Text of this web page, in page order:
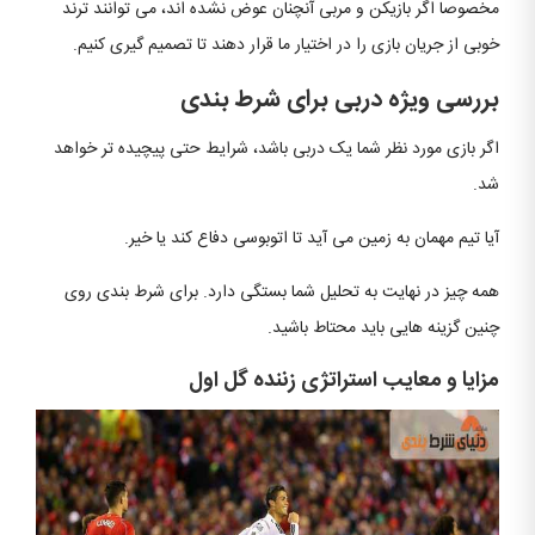
مخصوصا اگر بازیکن و مربی آنچنان عوض نشده اند، می توانند ترند
خوبی از جریان بازی را در اختیار ما قرار دهند تا تصمیم گیری کنیم.
بررسی ویژه دربی برای شرط بندی
اگر بازی مورد نظر شما یک دربی باشد، شرایط حتی پیچیده تر خواهد
شد.
آیا تیم مهمان به زمین می آید تا اتوبوسی دفاع کند یا خیر.
همه چیز در نهایت به تحلیل شما بستگی دارد. برای شرط بندی روی
چنین گزینه هایی باید محتاط باشید.
مزایا و معایب استراتژی زننده گل اول